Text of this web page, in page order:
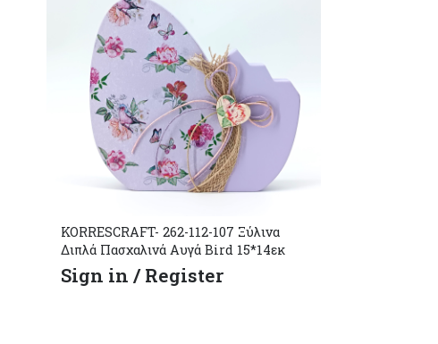
KORRESCRAFT- 262-112-107 Ξύλινα
Διπλά Πασχαλινά Αυγά Bird 15*14εκ
Sign in / Register